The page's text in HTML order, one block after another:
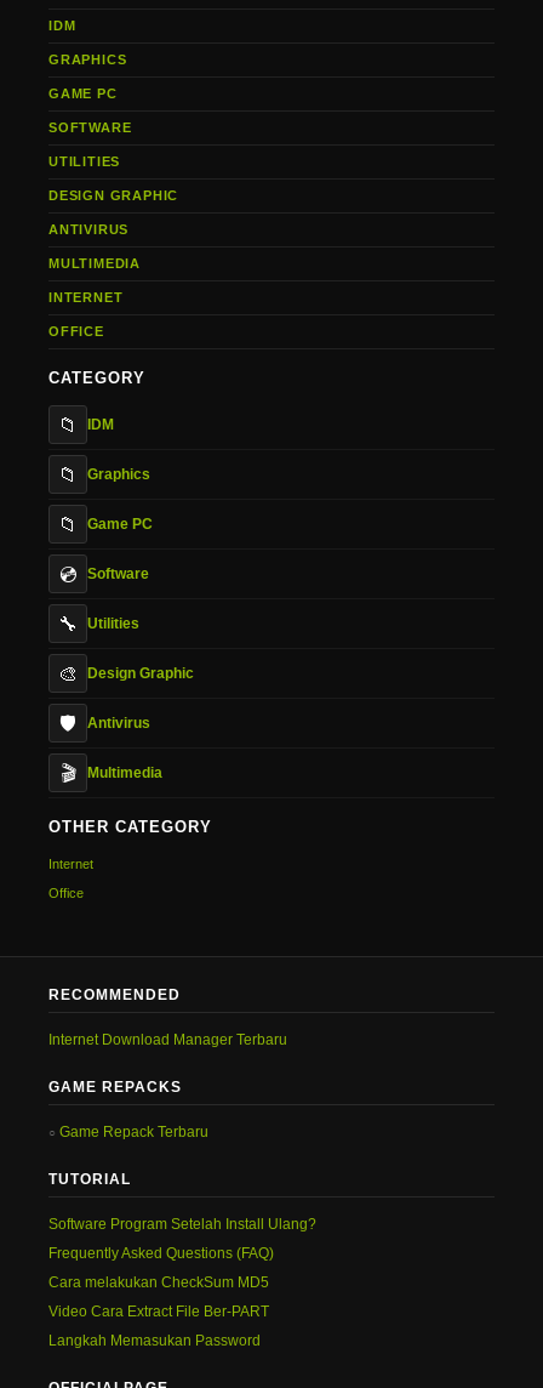
IDM
GRAPHICS
GAME PC
SOFTWARE
UTILITIES
DESIGN GRAPHIC
ANTIVIRUS
MULTIMEDIA
INTERNET
OFFICE
CATEGORY
📁 IDM
📁 Graphics
📁 Game PC
💿 Software
🔧 Utilities
🎨 Design Graphic
🛡️ Antivirus
🎬 Multimedia
OTHER CATEGORY
Internet
Office
RECOMMENDED
Internet Download Manager Terbaru
GAME REPACKS
Game Repack Terbaru
TUTORIAL
Software Program Setelah Install Ulang?
Frequently Asked Questions (FAQ)
Cara melakukan CheckSum MD5
Video Cara Extract File Ber-PART
Langkah Memasukan Password